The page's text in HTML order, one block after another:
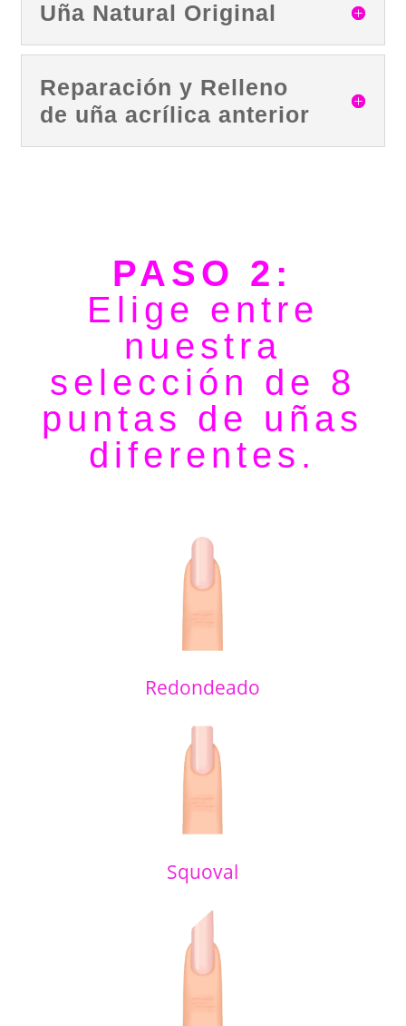
Uña Natural Original
Reparación y Relleno
de uña acrílica anterior
PASO 2:
Elige entre
nuestra
selección de 8
puntas de uñas
diferentes.
Redondeado
Squoval